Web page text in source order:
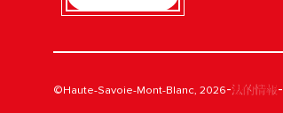
©Haute-Savoie-Mont-Blanc, 2026-法的情報-